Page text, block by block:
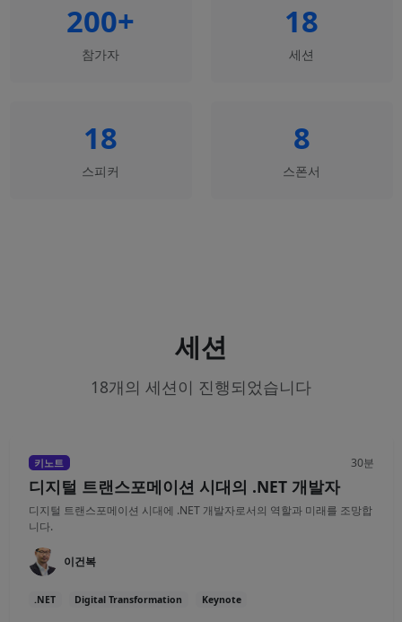
200+
참가자
18
세션
18
스피커
8
스폰서
세션
18개의 세션이 진행되었습니다
키노트 30분
디지털 트랜스포메이션 시대의 .NET 개발자
디지털 트랜스포메이션 시대에 .NET 개발자로서의 역할과 미래를 조망합
니다.
이건복
.NET Digital Transformation Keynote